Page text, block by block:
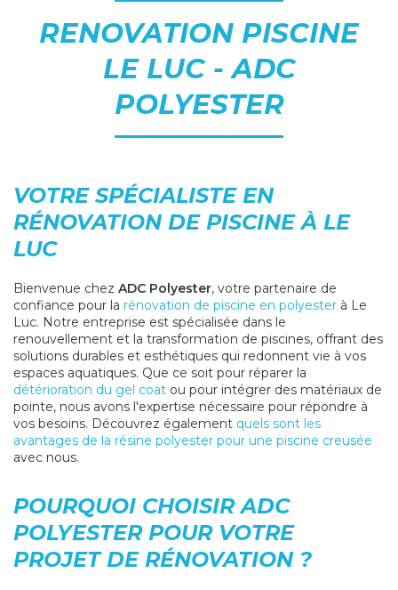
RENOVATION PISCINE
LE LUC - ADC
POLYESTER
VOTRE SPÉCIALISTE EN
RÉNOVATION DE PISCINE À LE
LUC
Bienvenue chez ADC Polyester, votre partenaire de
confiance pour la rénovation de piscine en polyester à Le
Luc. Notre entreprise est spécialisée dans le
renouvellement et la transformation de piscines, offrant des
solutions durables et esthétiques qui redonnent vie à vos
espaces aquatiques. Que ce soit pour réparer la
détérioration du gel coat ou pour intégrer des matériaux de
pointe, nous avons l'expertise nécessaire pour répondre à
vos besoins. Découvrez également quels sont les
avantages de la résine polyester pour une piscine creusée
avec nous.
POURQUOI CHOISIR ADC
POLYESTER POUR VOTRE
PROJET DE RÉNOVATION ?